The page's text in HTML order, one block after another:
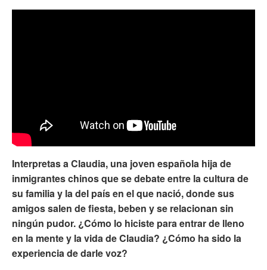
Interpretas a Claudia, una joven española hija de
inmigrantes chinos que se debate entre la cultura de
su familia y la del país en el que nació, donde sus
amigos salen de fiesta, beben y se relacionan sin
ningún pudor. ¿Cómo lo hiciste para entrar de lleno
en la mente y la vida de Claudia? ¿Cómo ha sido la
experiencia de darle voz?